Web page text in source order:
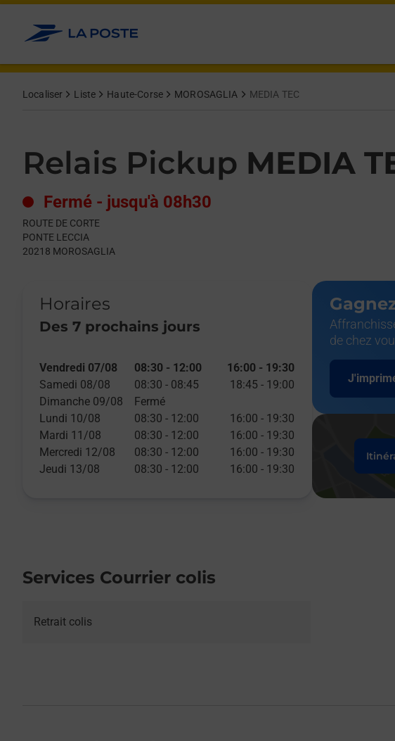
Allez au contenu
Localiser Liste Haute-Corse MOROSAGLIA MEDIA TEC
Relais Pickup MEDIA
Fermé - jusqu'à 08h30
ROUTE DE CORTE
PONTE LECCIA
20218 MOROSAGLIA
Horaires
Des 7 prochains jours
Day of the WeekHours
Vendredi 07/08 08:30 - 12:00 16:00 - 19:30
Samedi 08/08
08:30 - 08:45 18:45 - 19:00
Dimanche 09/08
Fermé
Lundi 10/08
08:30 - 12:00 16:00 - 19:30
Mardi 11/08
08:30 - 12:00 16:00 - 19:30
Mercredi 12/08
08:30 - 12:00 16:00 - 19:30
Jeudi 13/08
08:30 - 12:00 16:00 - 19:30
de chez
Services Courrier colis
Retrait colis
Get directions to Relais Pickup at ROUTE DE CORTE MOROSAGLIA,
lien s'ouvre dans un nouvel onglet